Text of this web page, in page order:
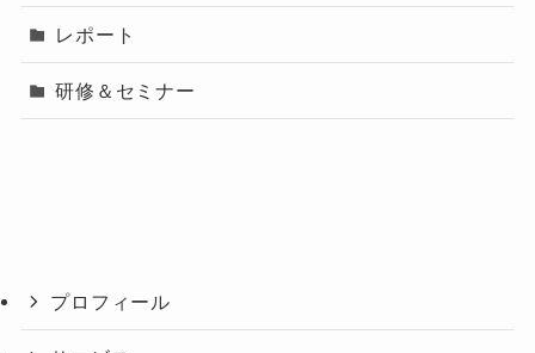
レポート
研修＆セミナー
プロフィール